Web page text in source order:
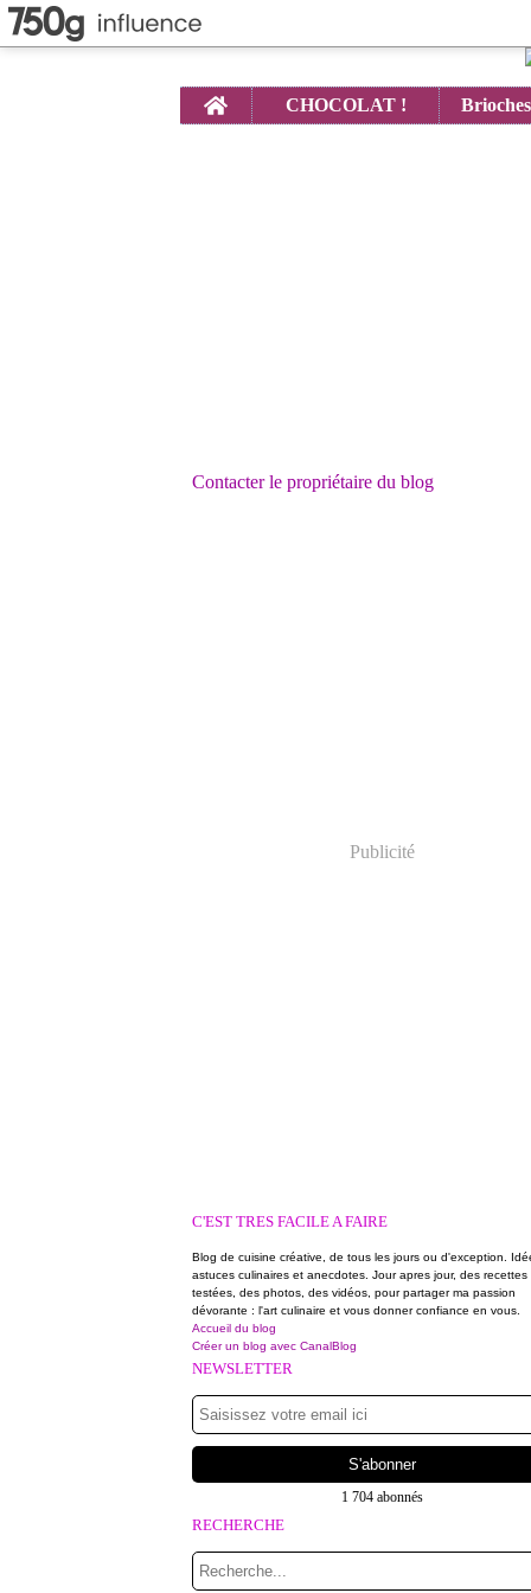
Home CHOCOLAT !
Contacter le propriétaire du blog
Publicité
C'EST TRES FACILE A FAIRE
Blog de cuisine créative, de tous les jours ou d'exception.
astuces culinaires et anecdotes. Jour apres jour, des recettes
testées, des photos, des vidéos, pour partager ma passion
dévorante : l'art culinaire et vous donner confiance en vous.
Accueil du blog
Créer un blog avec CanalBlog
NEWSLETTER
1 704 abonnés
RECHERCHE